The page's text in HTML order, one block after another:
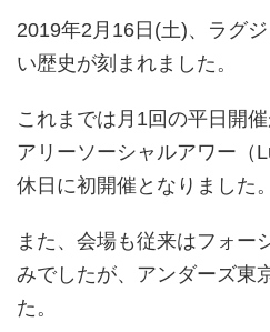
2019年2月16日(土)、ラグ
い歴史が刻まれました。
これまでは月1回の平日開
アリーソーシャルアワー（
休日に初開催となりました。
また、会場も従来はフォー
みでしたが、アンダーズ東
た。